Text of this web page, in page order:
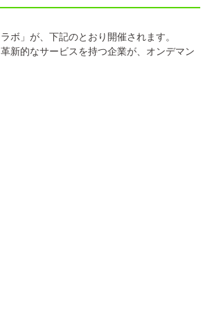
ボ」が、下記のとおり開催されます。
新的なサービスを持つ企業が、オンデマン